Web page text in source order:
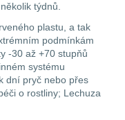
týdnů.
plastu, a tak
podmínkám
-30 až +70 stupňů
systému
dní pryč nebo přes
o rostliny; Lechuza